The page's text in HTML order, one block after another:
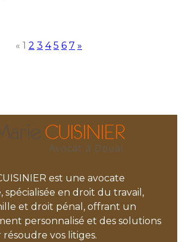
« 1 2 3 4 5 6 7 »
est une avocate
spécialisée en droit du travail,
et droit pénal, offrant un
personnalisé et des solutions
vos litiges.